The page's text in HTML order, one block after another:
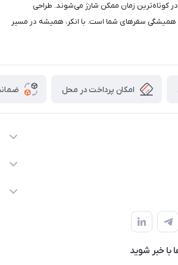
کوتاه‌ترین زمان ممکن شارژ می‌شوند. طراحی
سفرهای شما است. با انکر، همیشه در مسیر
امکان پرداخت در محل
با‌ خبر شوید